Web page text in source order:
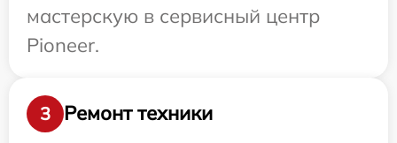
мастерскую в сервисный центр
Pioneer.
3
Ремонт техники